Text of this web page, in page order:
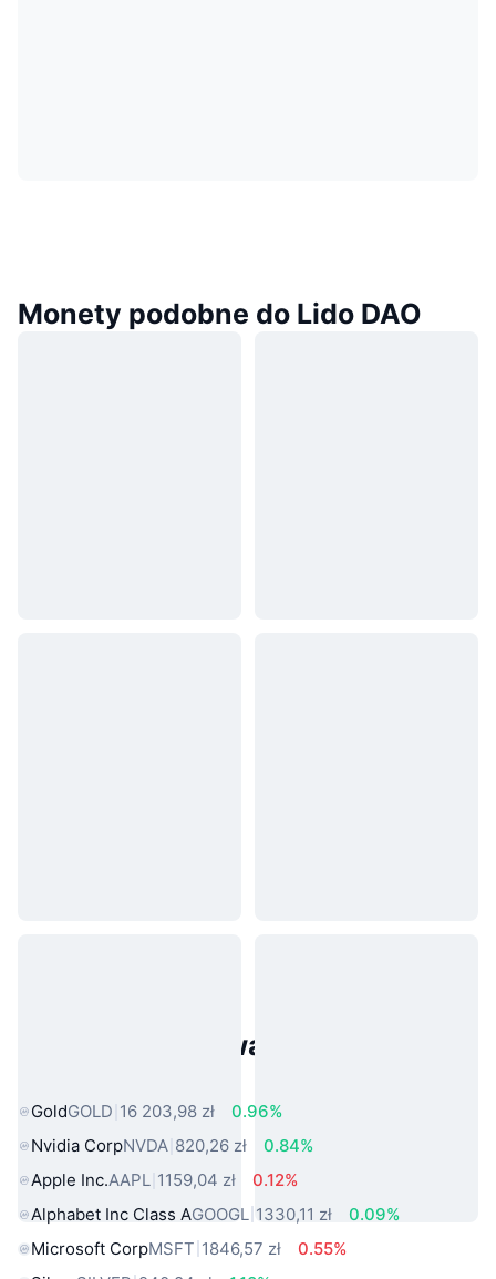
Monety podobne do Lido DAO
Popularne aktywa ze świata
GoldGOLD 16 203,98 zł
0.96%
Nvidia CorpNVDA 820,26 zł
0.84%
Apple Inc.AAPL 1159,04 zł
0.12%
Alphabet Inc Class AGOOGL 1330,11 zł
0.09%
Microsoft CorpMSFT 1846,57 zł
0.55%